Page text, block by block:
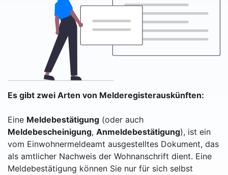
Es gibt zwei Arten von Melderegisterauskünften:
Eine Meldebestätigung (oder auch
Meldebescheinigung, Anmeldebestätigung), ist ein
vom Einwohnermeldeamt ausgestelltes Dokument, das
als amtlicher Nachweis der Wohnanschrift dient. Eine
Meldebestätigung können Sie nur für sich selbst